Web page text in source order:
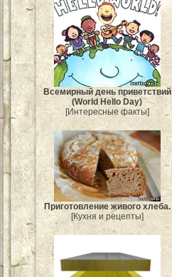
Всемирный день приветствий
(World Hello Day)
[Интересные факты]
Приготовление живого хлеба.
[Кухня и рецепты]